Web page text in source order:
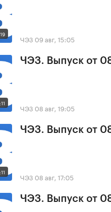
ЧЭЗ 09 авг, 15:05
ЧЭЗ. Выпуск от
ЧЭЗ 08 авг, 19:05
ЧЭЗ. Выпуск от
ЧЭЗ 08 авг, 17:05
ЧЭЗ. Выпуск от